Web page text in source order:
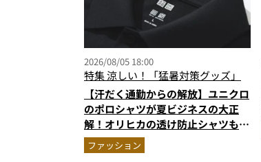
2026/08/05 18:00
特集涼しい！「猛暑対策グッズ」
【汗だく通勤からの解放】ユニクロ
のポロシャツが夏ビジネスの大正
解！オリヒカの透け防止シャツも優
秀。酷暑も涼しい顔で働ける超快適
ウエアの実力
ファッション